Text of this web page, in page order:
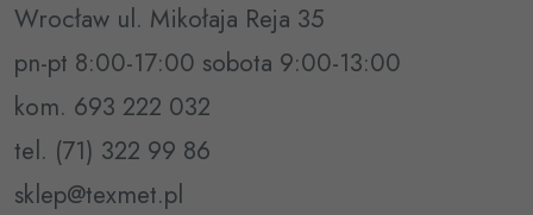
Wrocław ul. Mikołaja Reja 35
pn-pt 8:00-17:00 sobota 9:00-13:00
kom. 693 222 032
tel. (71) 322 99 86
sklep@texmet.pl